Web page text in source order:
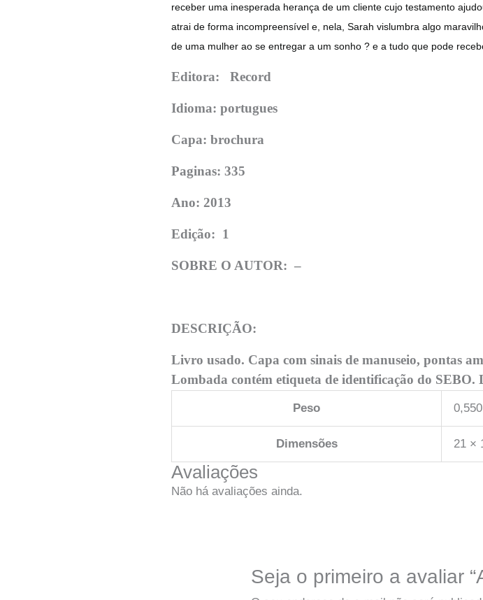
receber uma inesperada herança de um cliente cujo testamento
atrai de forma incompreensível e, nela, Sarah vislumbra algo
de uma mulher ao se entregar a um sonho ? e a tudo que pode
Editora: Record
Idioma: portugues
Capa: brochura
Paginas: 335
Ano: 2013
Edição: 1
SOBRE O AUTOR: –
DESCRIÇÃO:
Livro usado. Capa com sinais de manuseio, pontas
Lombada contém etiqueta de identificação do SEBO.
Peso
Dimensões 21 ×
Avaliações
Não há avaliações ainda.
Seja o primeiro a avaliar